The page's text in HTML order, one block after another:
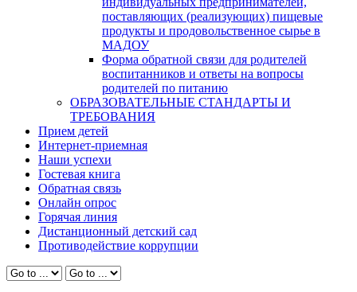
поставляющих (реализующих) пищевые
продукты и продовольственное сырье в
МАДОУ
Форма обратной связи для родителей
воспитанников и ответы на вопросы
родителей по питанию
ОБРАЗОВАТЕЛЬНЫЕ СТАНДАРТЫ И
ТРЕБОВАНИЯ
Прием детей
Интернет-приемная
Наши успехи
Гостевая книга
Обратная связь
Онлайн опрос
Горячая линия
Дистанционный детский сад
Противодействие коррупции